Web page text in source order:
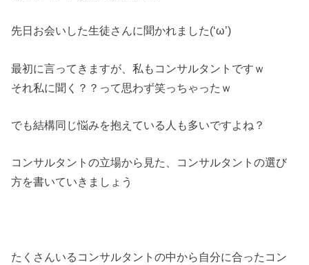
先日お会いした生徒さんに聞かれました(‘ω’)
最初に言ってきますが、私もコンサルタントですｗ
それ私に聞く？？って思わず笑っちゃったｗ
でも結構同じ悩みを抱えている人も多いですよね？
コンサルタントの立場から見た、コンサルタントの選び
方を書いていきましょう
たくさんいるコンサルタントの中から自分に合ったコン